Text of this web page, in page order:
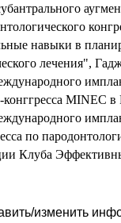
навыки в
лечения",
MINEC в
по
Клуба
изменить